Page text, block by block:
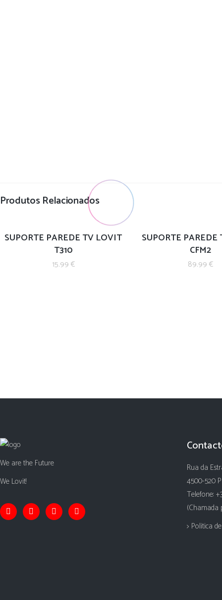
Produtos Relacionados
SUPORTE PAREDE TV LOVIT
T310
15.99 €
SUPORTE
CFM2
89.99€
We are the Future
We Lovit!
Rua da
4500-520
Telefone:
(Chamada
> Politica